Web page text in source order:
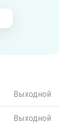
Выходной
Выходной